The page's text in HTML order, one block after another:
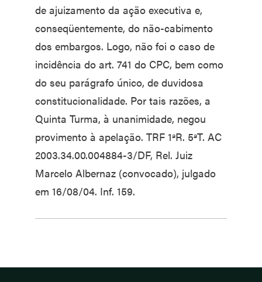
de ajuizamento da ação executiva e,
conseqüentemente, do não-cabimento
dos embargos. Logo, não foi o caso de
incidência do art. 741 do CPC, bem como
do seu parágrafo único, de duvidosa
constitucionalidade. Por tais razões, a
Quinta Turma, à unanimidade, negou
provimento à apelação. TRF 1ªR. 5ªT. AC
2003.34.00.004884-3/DF, Rel. Juiz
Marcelo Albernaz (convocado), julgado
em 16/08/04. Inf. 159.